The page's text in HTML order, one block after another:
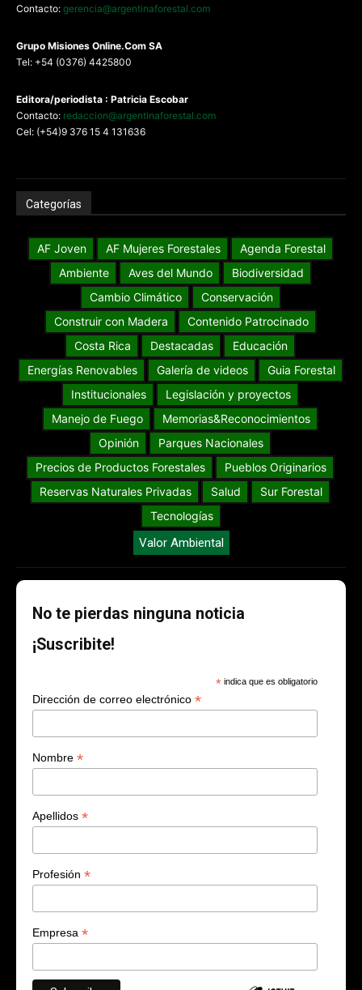
Contacto: gerencia@argentinaforestal.com
Grupo Misiones Online.Com SA
Tel: +54 (0376) 4425800
Editora/periodista : Patricia Escobar
Contacto: redaccion@argentinaforestal.com
Cel: (+54)9 376 15 4 131636
Categorías
AF Joven AF Mujeres Forestales
Agenda Forestal
Ambiente
Aves del Mundo
Biodiversidad
Cambio Climático
Conservación
Construir con Madera
Contenido Patrocinado
Costa Rica
Destacadas
Educación
Energías Renovables
Galería de videos
Guia Forestal
Institucionales
Legislación y proyectos
Manejo de Fuego
Memorias&Reconocimientos
Opinión
Parques Nacionales
Precios de Productos Forestales
Pueblos Originarios
Reservas Naturales Privadas
Salud
Sur Forestal
Tecnologías
Valor Ambiental
No te pierdas ninguna noticia
¡Suscribite!
* indica que es obligatorio
Dirección de correo electrónico *
Nombre *
Apellidos *
Profesión *
Empresa *